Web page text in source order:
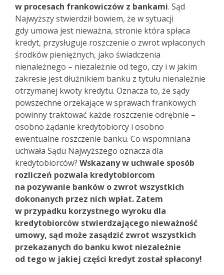
w procesach frankowiczów z bankami. Sąd
Najwyższy stwierdził bowiem, że w sytuacji
gdy umowa jest nieważna, stronie która spłaca
kredyt, przysługuje roszczenie o zwrot wpłaconych
środków pieniężnych, jako świadczenia
nienależnego – niezależnie od tego, czy i w jakim
zakresie jest dłużnikiem banku z tytułu nienależnie
otrzymanej kwoty kredytu. Oznacza to, że sądy
powszechne orzekające w sprawach frankowych
powinny traktować każde roszczenie odrębnie –
osobno żądanie kredytobiorcy i osobno
ewentualne roszczenie banku. Co wspomniana
uchwała Sądu Najwyższego oznacza dla
kredytobiorców? Wskazany w uchwale sposób
rozliczeń pozwala kredytobiorcom
na pozywanie banków o zwrot wszystkich
dokonanych przez nich wpłat. Zatem
w przypadku korzystnego wyroku dla
kredytobiorców stwierdzającego nieważność
umowy, sąd może zasądzić zwrot wszystkich
przekazanych do banku kwot niezależnie
od tego w jakiej części kredyt został spłacony!